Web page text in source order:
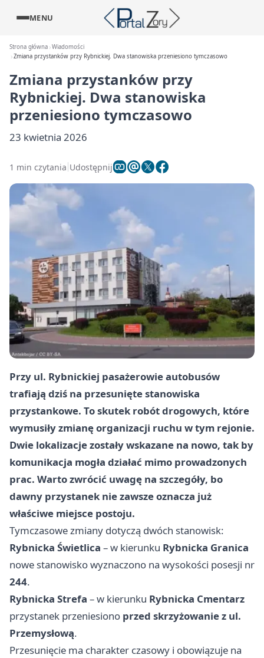
MENU
Strona główna Wiadomości
Zmiana przystanków przy Rybnickiej. Dwa stanowiska przeniesiono tymczasowo
Zmiana przystanków przy
Rybnickiej. Dwa stanowiska
przeniesiono tymczasowo
23 kwietnia 2026
1 min czytania Udostępnij
Przy ul. Rybnickiej pasażerowie autobusów
trafiają dziś na przesunięte stanowiska
przystankowe. To skutek robót drogowych, które
wymusiły zmianę organizacji ruchu w tym rejonie.
Dwie lokalizacje zostały wskazane na nowo, tak by
komunikacja mogła działać mimo prowadzonych
prac. Warto zwrócić uwagę na szczegóły, bo
dawny przystanek nie zawsze oznacza już
właściwe miejsce postoju.
Tymczasowe zmiany dotyczą dwóch stanowisk:
Rybnicka Świetlica – w kierunku Rybnicka Granica
nowe stanowisko wyznaczono na wysokości posesji nr
244.
Rybnicka Strefa – w kierunku Rybnicka Cmentarz
przystanek przeniesiono przed skrzyżowanie z ul.
Przemysłową.
Przesunięcie ma charakter czasowy i obowiązuje na